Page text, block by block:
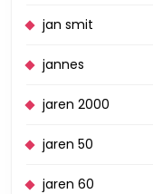
jan smit
jannes
jaren 2000
jaren 50
jaren 60